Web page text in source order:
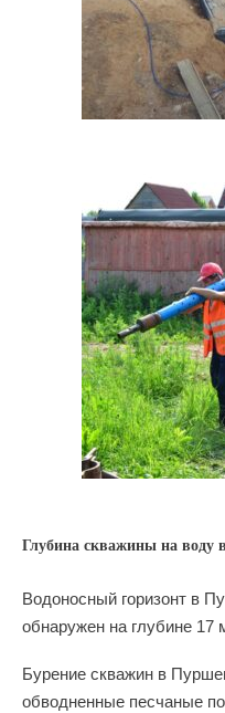
Глубина скважины на воду
Водоносный горизонт в
обнаружен на глубине 17
Бурение скважин в
обводненные песчаные